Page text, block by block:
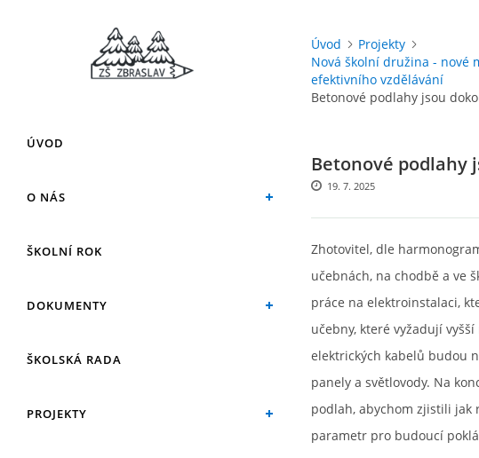
ÚVOD
O NÁS
ŠKOLNÍ ROK
DOKUMENTY
ŠKOLSKÁ RADA
PROJEKTY
Úvod
Projekty
Nová školní družina - nové
efektivního vzdělávání
Betonové podlahy jsou
Betonové podlahy
19. 7. 2025
Zhotovitel, dle
učebnách, na chodbě a ve
práce na elektroinstalaci,
učebny, které vyžadují
elektrických kabelů budou
panely a světlovody. Na
podlah, abychom zjistili jak
parametr pro budoucí